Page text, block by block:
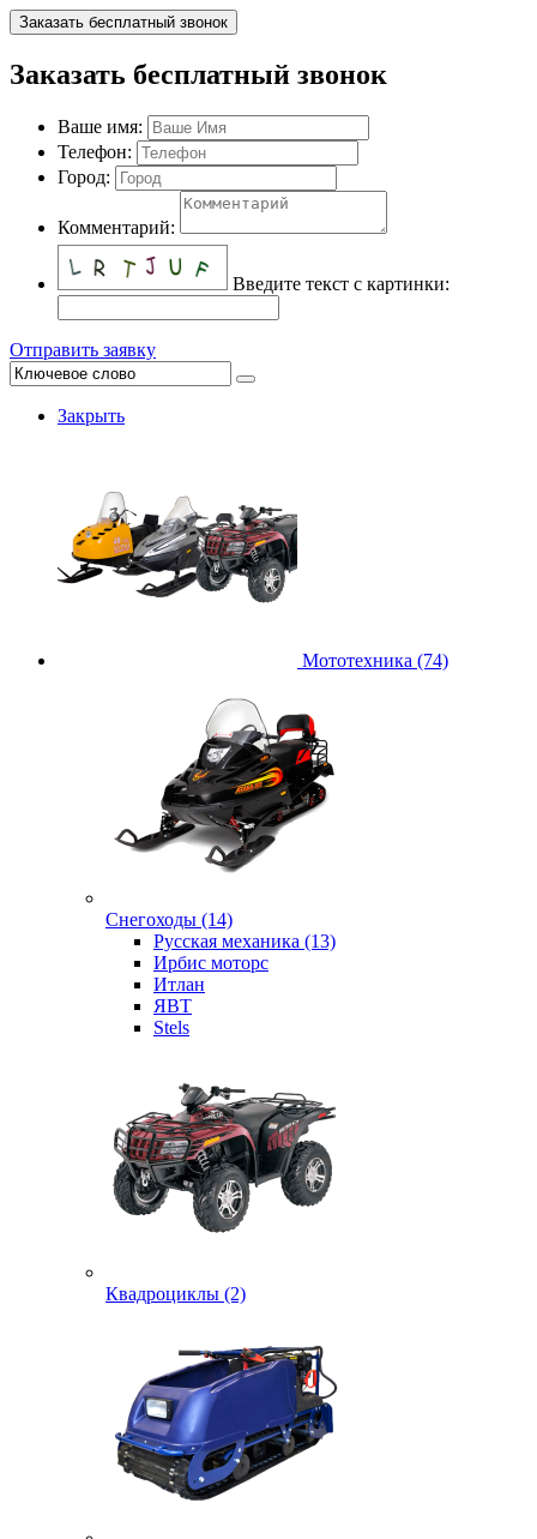
Заказать бесплатный звонок
Заказать бесплатный звонок
Ваше имя:
Телефон:
Город:
Комментарий:
Введите текст с картинки:
Отправить заявку
Закрыть
Мототехника (74)
Снегоходы (14)
Русская механика (13)
Ирбис моторс
Итлан
ЯВТ
Stels
Квадроциклы (2)